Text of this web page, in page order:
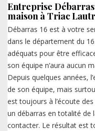
Entreprise
maison à Triac
Débarras 16 est à votre
dans le département du
adéquats pour être
son équipe n’aura aucun
Depuis quelques années,
de son équipe, mais
est toujours à l’écoute
un débarras en totalité de
contacter. Le résultat est